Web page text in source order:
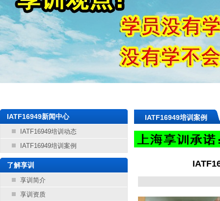
IATF16949新闻中心
IATF16949培训动态
IATF16949培训案例
了解享训
享训简介
享训资质
IATF16949培训案例